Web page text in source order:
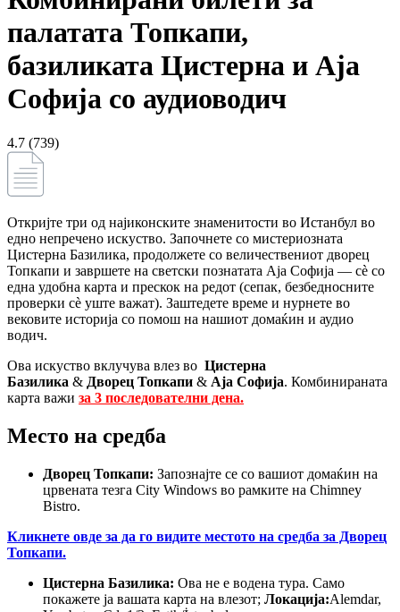
палатата Топкапи,
базиликата Цистерна и Аја
Софија со аудиоводич
4.7 (739)
Откријте три од најиконските знаменитости во Истанбул во
едно непречено искуство. Започнете со мистериозната
Цистерна Базилика, продолжете со величествениот дворец
Топкапи и завршете на светски познатата Аја Софија — сè со
една удобна карта и прескок на редот (сепак, безбедносните
проверки сè уште важат). Заштедете време и нурнете во
вековите историја со помош на нашиот домаќин и аудио
водич.
Ова искуство вклучува влез во Цистерна
Базилика & Дворец Топкапи & Аја Софија. Комбинираната
карта важи за 3 последователни дена.
Место на средба
Дворец Топкапи: Запознајте се со вашиот домаќин на
црвената тезга City Windows во рамките на Chimney
Bistro.
Кликнете овде за да го видите местото на средба за Дворец
Топкапи.
Цистерна Базилика: Ова не е водена тура. Само
покажете ја вашата карта на влезот; Локација:Alemdar,